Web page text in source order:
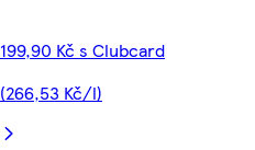
199,90 Kč s Clubcard
(266,53 Kč/l)